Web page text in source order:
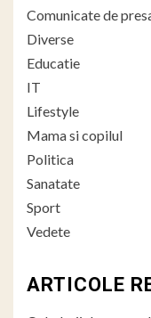
Comunicate de
Diverse
Educatie
IT
Lifestyle
Mama si copilul
Politica
Sanatate
Sport
Vedete
ARTICOLE